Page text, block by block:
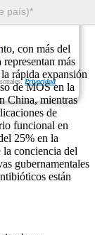
Privacidad
con más del
más
rápida expansión
de MOS en la
China, mientras
de
funcional en
25% en la
conciencia del
gubernamentales
están